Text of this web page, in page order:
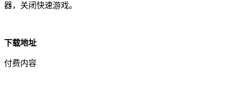
器，关闭快速游戏。
下载地址
付费内容